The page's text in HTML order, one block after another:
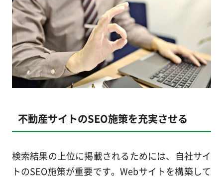
不動産サイトのSEO施策を充実させる
検索結果の上位に掲載されるためには、自社サイ
トのSEO施策が重要です。Webサイトを構築して